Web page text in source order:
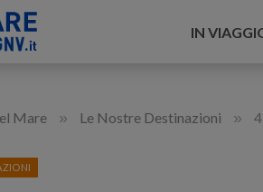
IN
Mare » Le Nostre Destinazioni »